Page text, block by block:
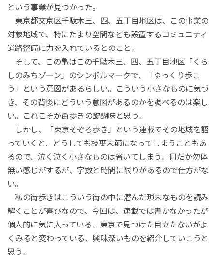
という事業が見つかった。
東京都文京区千駄木三、四、五丁目地区は、この事業の
対象地域で、特にたまり空間なども設置するコミュニティ
道路整備に力を入れているとのこと。
そして、この亀はこの千駄木三、四、五丁目地区「くら
しのみちゾーン」のシンボルマークで、「ゆっくり歩こ
う」という意図があるらしい。こういう小さなものに気づ
き、その背後にどういう意図があるのかを調べるのは楽し
い。これこそが街歩きの醍醐味と思う。
しかし、「東京そぞろ歩き」という連載でその地域を語
っていくと、どうしても枝葉末節になってしまうこともあ
るので、泣く泣く小さなものは省いてしまう。何だか勿体
無い感じがするが、字数と時間に限りがあるので仕方がな
い。
私の街歩きはこういう街の中に潜んだ瑣末なものを読み
解くことが喜びなので、今回は、連載では書かなかったが
個人的に気に入っている、東京で見つけた目立たないがよ
くみると変わっている、興味深いものを紹介していこうと
思う。